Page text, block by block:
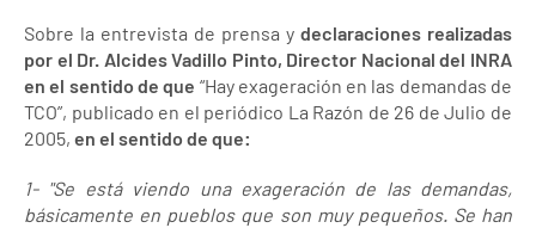
Sobre la entrevista de prensa y declaraciones realizadas
por el Dr. Alcides Vadillo Pinto, Director Nacional del INRA
en el sentido de que “Hay exageración en las demandas de
TCO”, publicado en el periódico La Razón de 26 de Julio de
2005, en el sentido de que:
1- "Se está viendo una exageración de las demandas,
básicamente en pueblos que son muy pequeños. Se han